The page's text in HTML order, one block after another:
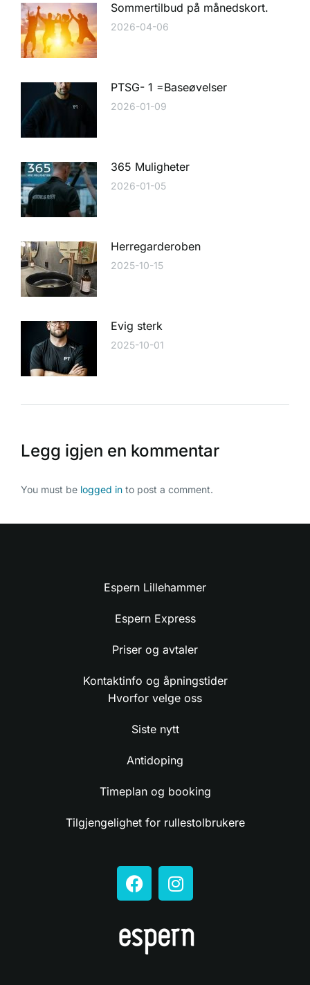
Sommertilbud på månedskort.
2026-04-06
PTSG- 1 =Baseøvelser
2026-01-09
365 Muligheter
2026-01-05
Herregarderoben
2025-10-15
Evig sterk
2025-10-01
Legg igjen en kommentar
You must be logged in to post a comment.
Espern Lillehammer
Espern Express
Priser og avtaler
Kontaktinfo og åpningstider
Hvorfor velge oss
Siste nytt
Antidoping
Timeplan og booking
Tilgjengelighet for rullestolbrukere